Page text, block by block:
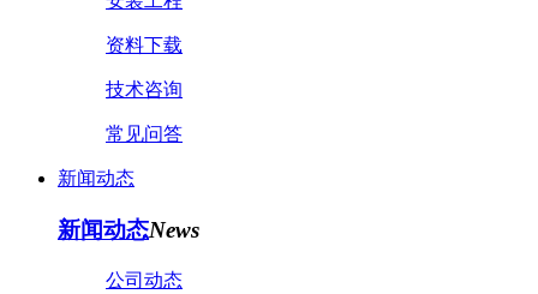
资料下载
技术咨询
常见问答
新闻动态
新闻动态News
公司动态